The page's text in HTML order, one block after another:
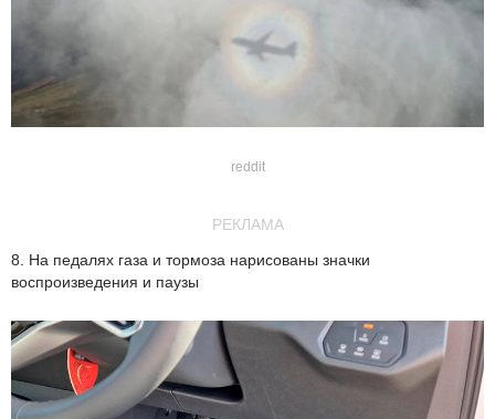
reddit
РЕКЛАМА
8. На педалях газа и тормоза нарисованы значки
воспроизведения и паузы